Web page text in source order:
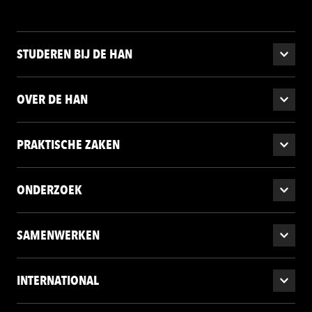
STUDEREN BIJ DE HAN
OVER DE HAN
PRAKTISCHE ZAKEN
ONDERZOEK
SAMENWERKEN
INTERNATIONAL